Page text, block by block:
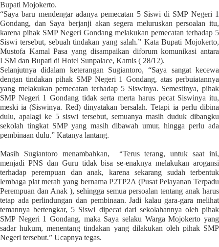
p
o
s
t
_
t
y
p
e
=
"
p
o
t
"
l
i
n
k
_
t
a
Bupati Mojokerto.
“Saya baru mendengar adanya pemecatan 5 Siswi di SMP Negeri 1
Gondang, dan Saya berjanji akan segera meluruskan persoalan itu,
karena pihak SMP Negeri Gondang melakukan pemecatan terhadap 5
Siswi tersebut, sebuah tindakan yang salah.” Kata Bupati Mojokerto,
Mustofa Kamal Pasa yang disampaikan diforum komunikasi antara
LSM dan Bupati di Hotel Sunpalace, Kamis ( 28/12).
Selanjutnya didalam keterangan Sugiantoro, “Saya sangat kecewa
dengan tindakan pihak SMP Negeri 1 Gondang, atas perbuiatannya
yang melakukan pemecatan terhadap 5 Siswinya. Semestinya, pihak
SMP Negeri 1 Gondang tidak serta merta harus pecat Siswinya itu,
meski ia (Siswinya. Red) dinyatakan bersalah. Tetapi ia perlu dibina
dulu, apalagi ke 5 siswi tersebut, semuanya masih duduk dibangku
sekolah tingkat SMP yang masih dibawah umur, hingga perlu ada
pembinaan dulu.” Katanya lantang.
Masih Sugiantoro menambahkan, “Terus terang, untuk saat ini,
menjadi PNS dan Guru tidak bisa se-enaknya melakukan arogansi
terhadap perempuan dan anak, karena sekarang sudah terbentuk
lembaga plat merah yang bernama P2TP2A (Pusat Pelayanan Terpadu
Perempuan dan Anak ), sehingga semua persoalan tentang anak harus
tetap ada perlindungan dan pembinaan. Jadi kalau gara-gara melihat
temannya bertengkar, 5 Siswi dipecat dari sekolahannya oleh pihak
SMP Negeri 1 Gondang, maka Saya selaku Warga Mojokerto yang
sadar hukum, menentang tindakan yang dilakukan oleh pihak SMP
Negeri tersebut.” Ucapnya tegas.